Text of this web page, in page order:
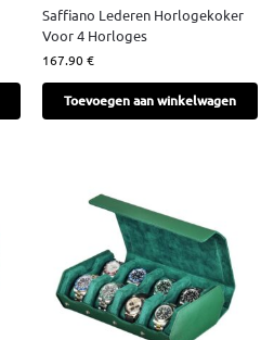
Saffiano Lederen Horlogekoker
Voor 4 Horloges
167.90€
Toevoegen aan winkelwagen